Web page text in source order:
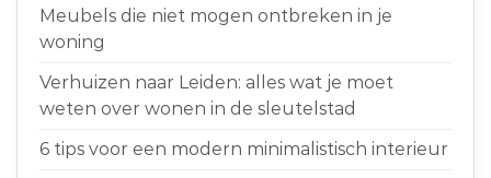
Meubels die niet mogen ontbreken in je
woning
Verhuizen naar Leiden: alles wat je moet
weten over wonen in de sleutelstad
6 tips voor een modern minimalistisch interieur